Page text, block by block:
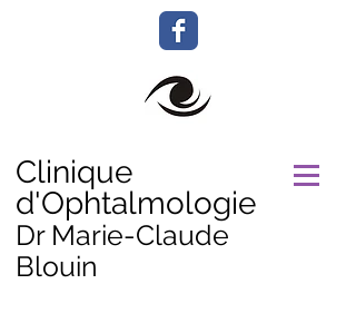
Clinique
d'Ophtalmologie
Dr Marie-Claude
Blouin